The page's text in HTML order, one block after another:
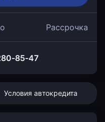
Рассрочка
85-47
Условия автокредита